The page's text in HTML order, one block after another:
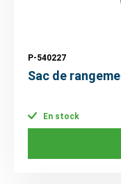
P-540227
Sac de
En stock